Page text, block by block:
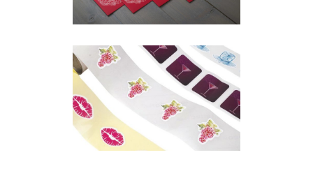
ETIQUETES | SEGELLS |
OFICINA
Oficina